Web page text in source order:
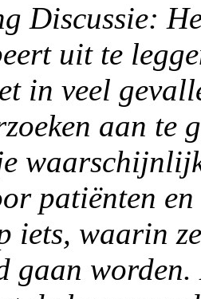
Discussie:
uit te
in veel
aan te
patiënten
iets, waarin
gaan